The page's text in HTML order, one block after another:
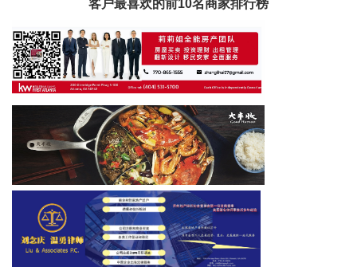
客户最喜欢的前10名商家排行榜